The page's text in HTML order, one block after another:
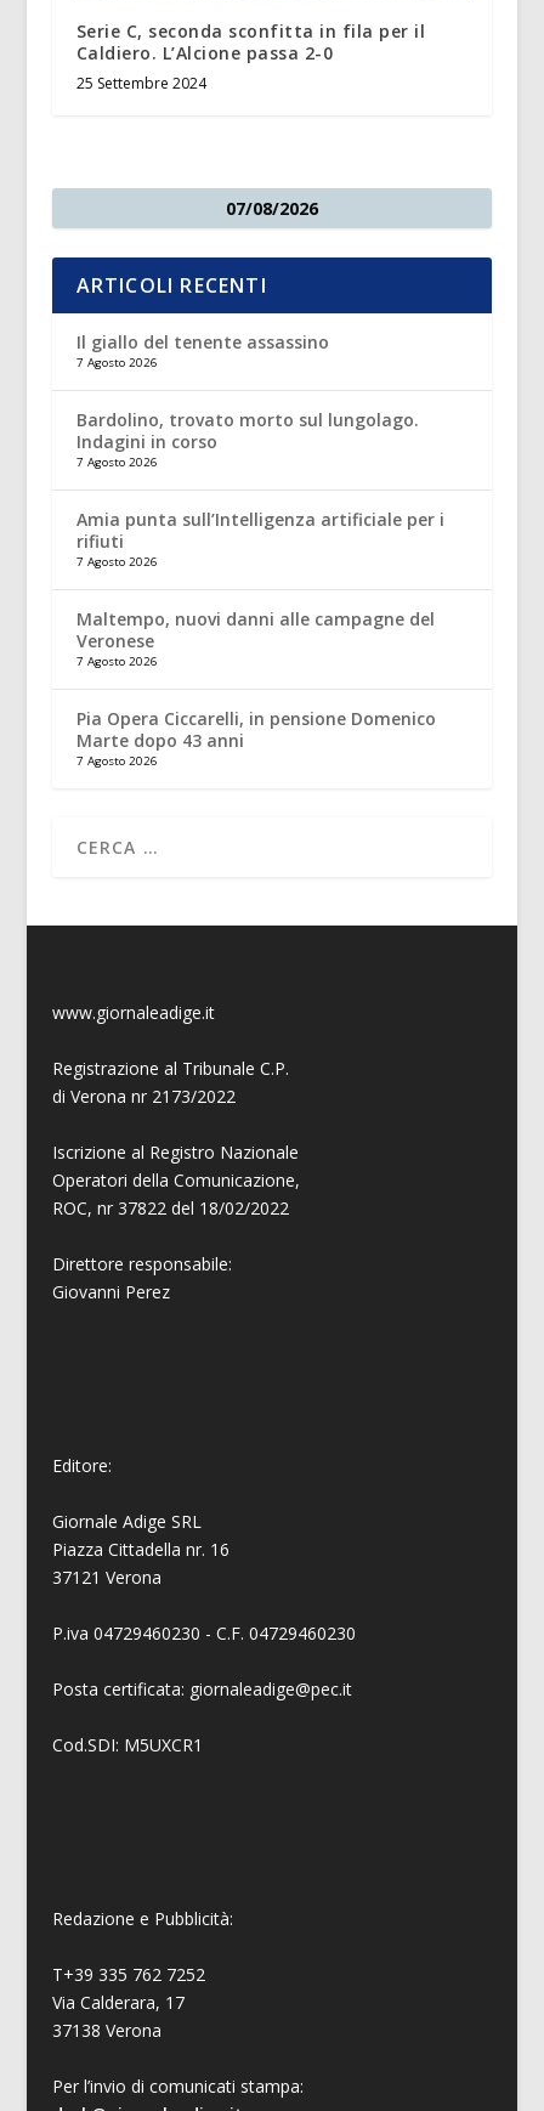
Serie C, seconda sconfitta in fila per il
Caldiero. L’Alcione passa 2-0
25 Settembre 2024
07/08/2026
ARTICOLI RECENTI
Il giallo del tenente assassino
7 Agosto 2026
Bardolino, trovato morto sul lungolago.
Indagini in corso
7 Agosto 2026
Amia punta sull’Intelligenza artificiale per i
rifiuti
7 Agosto 2026
Maltempo, nuovi danni alle campagne del
Veronese
7 Agosto 2026
Pia Opera Ciccarelli, in pensione Domenico
Marte dopo 43 anni
7 Agosto 2026
www.giornaleadige.it
Registrazione al Tribunale C.P.
di Verona nr 2173/2022
Iscrizione al Registro Nazionale
Operatori della Comunicazione,
ROC, nr 37822 del 18/02/2022
Direttore responsabile:
Giovanni Perez
Editore:
Giornale Adige SRL
Piazza Cittadella nr. 16
37121 Verona
P.iva 04729460230 - C.F. 04729460230
Posta certificata: giornaleadige@pec.it
Cod.SDI: M5UXCR1
Redazione e Pubblicità:
T+39 335 762 7252
Via Calderara, 17
37138 Verona
Per l’invio di comunicati stampa: